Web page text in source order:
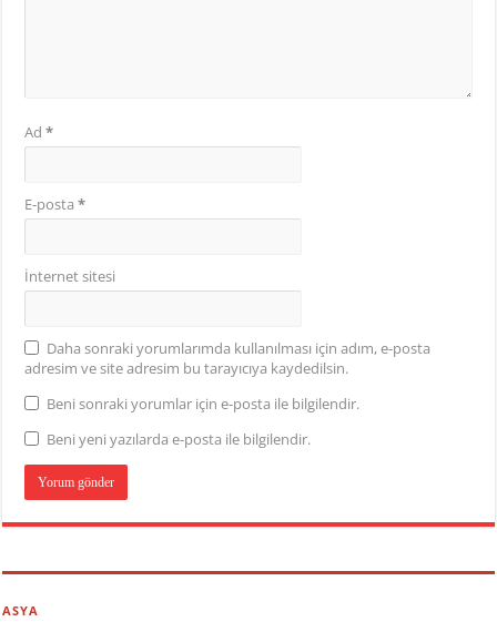
Ad*
E-posta*
İnternet sitesi
Daha sonraki yorumlarımda kullanılması için adım, e-posta
adresim ve site adresim bu tarayıcıya kaydedilsin.
Beni sonraki yorumlar için e-posta ile bilgilendir.
Beni yeni yazılarda e-posta ile bilgilendir.
ASYA